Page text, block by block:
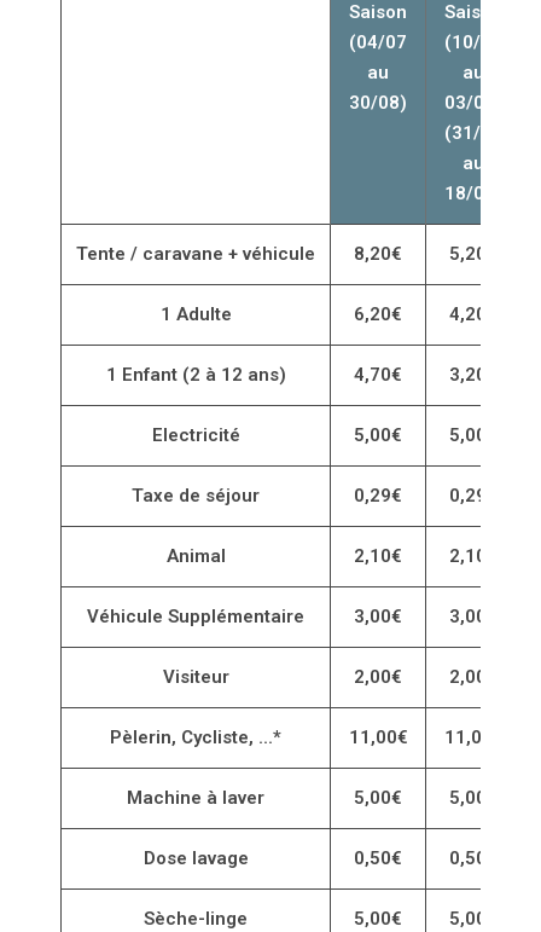
Saison
(04/07
au
30/08)
Saison
(10/04
au
03/07)
(31/08
au
18/09)
Tente / caravane + véhicule 8,20€ 5,20€
1 Adulte 6,20€ 4,20€
1 Enfant (2 à 12 ans) 4,70€ 3,20€
Electricité 5,00€ 5,00€
Taxe de séjour 0,29€ 0,29€
Animal 2,10€ 2,10€
Véhicule Supplémentaire 3,00€ 3,00€
Visiteur 2,00€ 2,00€
Pèlerin, Cycliste, ...* 11,00€ 11,00€
Machine à laver 5,00€ 5,00€
Dose lavage 0,50€ 0,50€
Sèche-linge 5,00€ 5,00€